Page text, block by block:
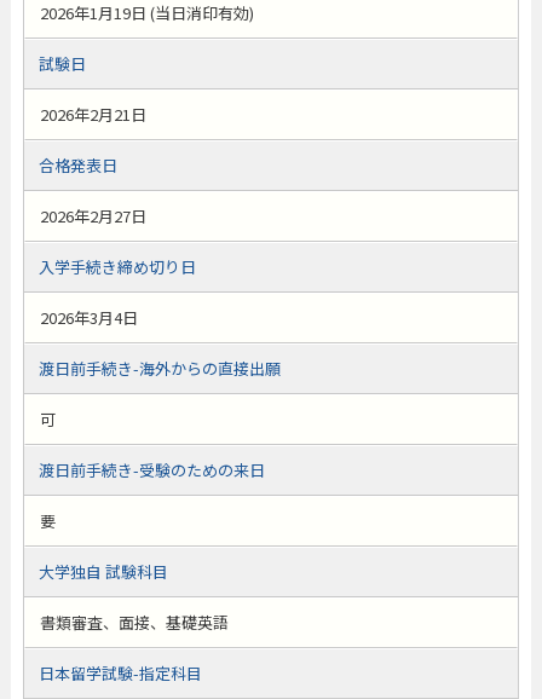
2026年1月19日 (当日消印有効)
試験日
2026年2月21日
合格発表日
2026年2月27日
入学手続き締め切り日
2026年3月4日
渡日前手続き-海外からの直接出願
可
渡日前手続き-受験のための来日
要
大学独自 試験科目
書類審査、面接、基礎英語
日本留学試験-指定科目